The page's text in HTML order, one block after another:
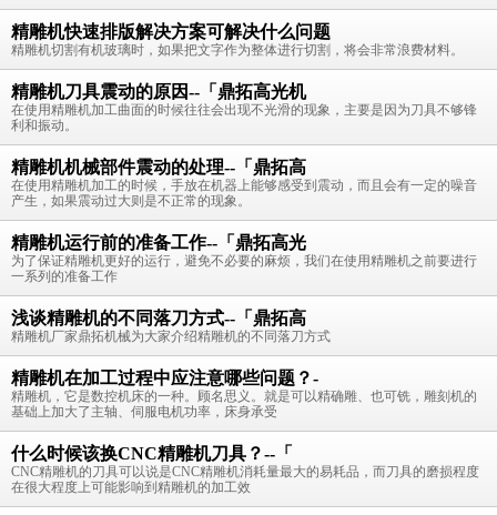
精雕机快速排版解决方案可解决什么问题
精雕机切割有机玻璃时，如果把文字作为整体进行切割，将会非常浪费材料。
精雕机刀具震动的原因--「鼎拓高光机
在使用精雕机加工曲面的时候往往会出现不光滑的现象，主要是因为刀具不够锋
利和振动。
精雕机机械部件震动的处理--「鼎拓高
在使用精雕机加工的时候，手放在机器上能够感受到震动，而且会有一定的噪音
产生，如果震动过大则是不正常的现象。
精雕机运行前的准备工作--「鼎拓高光
为了保证精雕机更好的运行，避免不必要的麻烦，我们在使用精雕机之前要进行
一系列的准备工作
浅谈精雕机的不同落刀方式--「鼎拓高
精雕机厂家鼎拓机械为大家介绍精雕机的不同落刀方式
精雕机在加工过程中应注意哪些问题？-
精雕机，它是数控机床的一种。顾名思义。就是可以精确雕、也可铣，雕刻机的
基础上加大了主轴、伺服电机功率，床身承受
什么时候该换CNC精雕机刀具？--「
CNC精雕机的刀具可以说是CNC精雕机消耗量最大的易耗品，而刀具的磨损程度
在很大程度上可能影响到精雕机的加工效